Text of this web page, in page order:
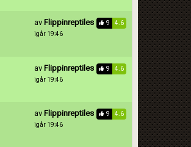
av Flippinreptiles 9
4.6
igår 19:46
av Flippinreptiles 9
4.6
igår 19:46
av Flippinreptiles 9
4.6
igår 19:46